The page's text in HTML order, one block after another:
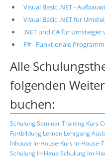
Visual Basic .NET -
Visual Basic .NET für
.NET und C# für Umsteiger
F# - Funktionale
Alle
folgenden
buchen:
SchulungSeminarTraining Kurs
Fortbildung Lernen Lehrgang
Inhouse In-House-Kurs In-House-
Schulung In-Haus-Schulung Im-